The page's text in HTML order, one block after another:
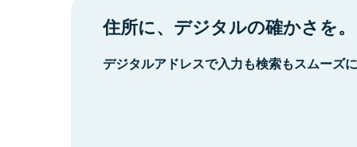
住所に、デジタルの確かさを。
デジタルアドレスで入力も検索もスムーズ